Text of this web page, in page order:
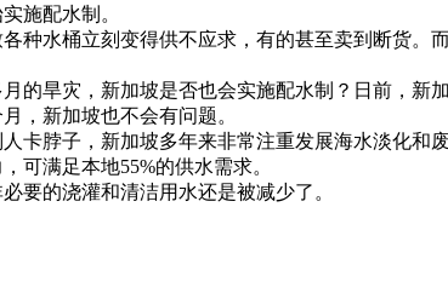
施配水制。
水桶立刻变得供不应求，有的甚至卖到断货。
旱灾，新加坡是否也会实施配水制？日前，新
，新加坡也不会有问题。
脖子，新加坡多年来非常注重发展海水淡化和
可满足本地55%的供水需求。
的浇灌和清洁用水还是被减少了。